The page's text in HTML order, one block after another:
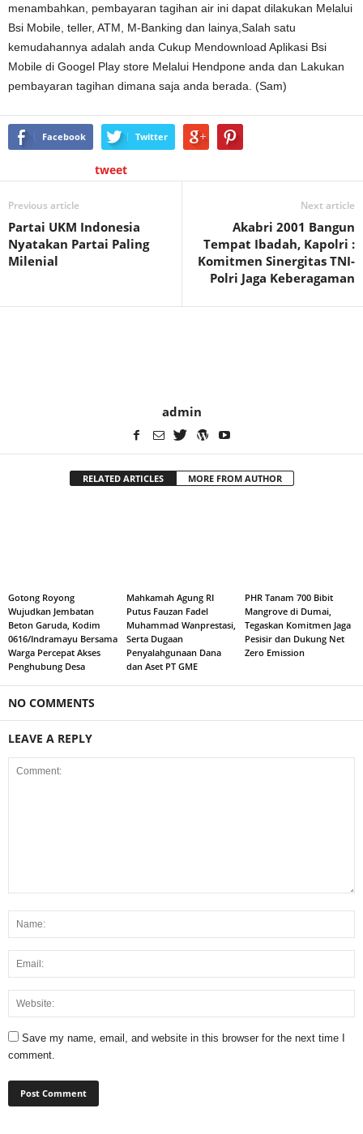
menambahkan, pembayaran tagihan air ini dapat dilakukan Melalui
Bsi Mobile, teller, ATM, M-Banking dan lainya,Salah satu
kemudahannya adalah anda Cukup Mendownload Aplikasi Bsi
Mobile di Googel Play store Melalui Hendpone anda dan Lakukan
pembayaran tagihan dimana saja anda berada. (Sam)
Facebook Twitter
tweet
Previous article
Partai UKM Indonesia
Nyatakan Partai Paling
Milenial
Next article
Akabri 2001 Bangun
Tempat Ibadah, Kapolri :
Komitmen Sinergitas TNI-
Polri Jaga Keberagaman
admin
RELATED ARTICLES MORE FROM AUTHOR
Gotong Royong
Wujudkan Jembatan
Beton Garuda, Kodim
0616/Indramayu Bersama
Warga Percepat Akses
Penghubung Desa
Mahkamah Agung RI
Putus Fauzan Fadel
Muhammad Wanprestasi,
Serta Dugaan
Penyalahgunaan Dana
dan Aset PT GME
PHR Tanam 700 Bibit
Mangrove di Dumai,
Tegaskan Komitmen Jaga
Pesisir dan Dukung Net
Zero Emission
NO COMMENTS
LEAVE A REPLY
Save my name, email, and website in this browser for the next time I
comment.